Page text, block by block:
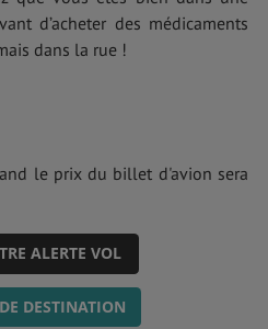
d’acheter des médicaments
dans la rue !
le prix du billet d'avion sera
ALERTE VOL
DESTINATION